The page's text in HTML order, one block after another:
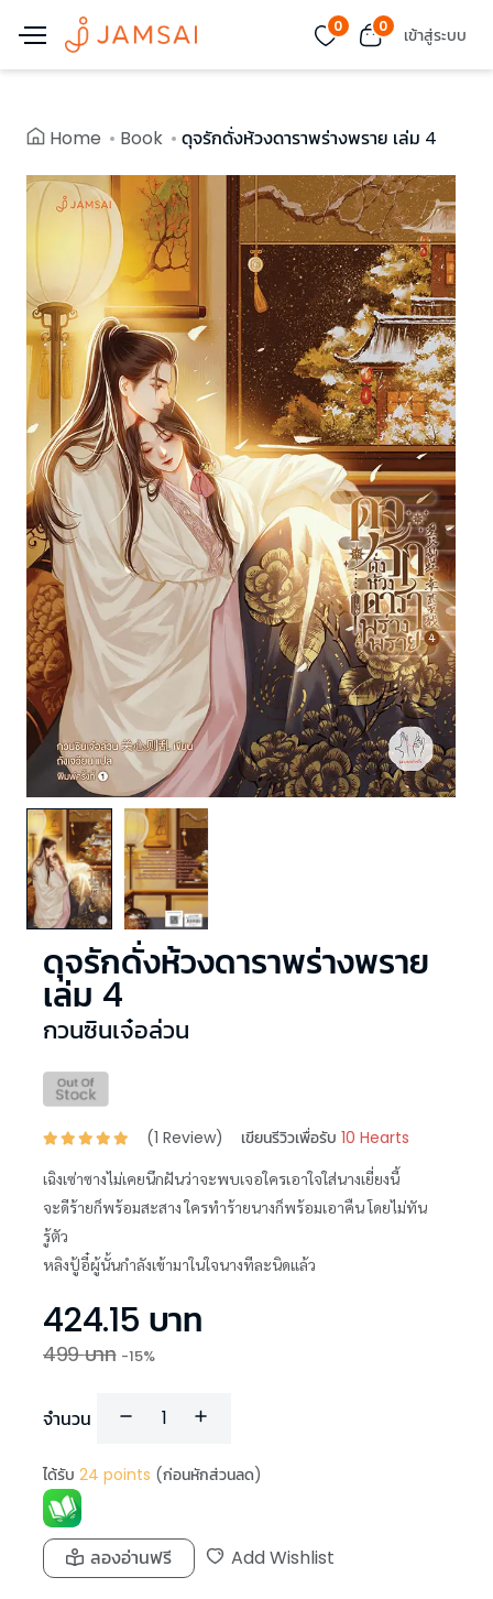
0 0 เข้าสู่ระบบ
Home Book ดุจรักดั่งห้วงดาราพร่างพราย เล่ม 4
ดุจรักดั่งห้วงดาราพร่างพราย
เล่ม 4
กวนซินเจ๋อล่วน
(1 Review) เขียนรีวิวเพื่อรับ 10 Hearts
เฉิงเซ่าซางไม่เคยนึกฝันว่าจะพบเจอใครเอาใจใส่นางเยี่ยงนี้
จะดีร้ายก็พร้อมสะสาง ใครทำร้ายนางก็พร้อมเอาคืน โดยไม่ทัน
รู้ตัว
หลิงปู้อี๋ผู้นั้นกำลังเข้ามาในใจนางทีละนิดแล้ว
424.15 บาท
499บาท -15%
จำนวน
ได้รับ 24 points (ก่อนหักส่วนลด)
ลองอ่านฟรี Add Wishlist